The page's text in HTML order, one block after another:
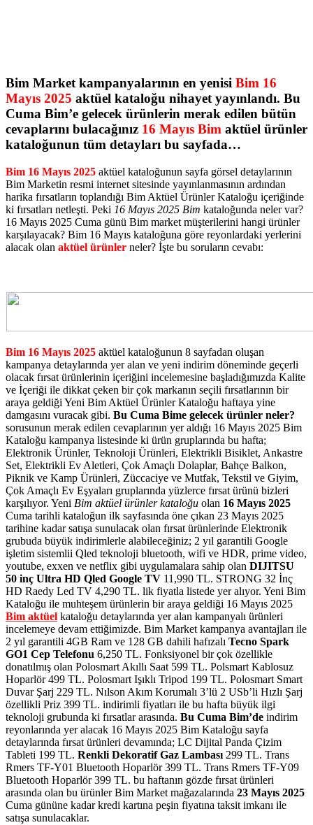
Bim Market kampanyalarının en yenisi Bim 16
Mayıs 2025 aktüel kataloğu nihayet yayınlandı. Bu
Cuma Bim’e gelecek ürünlerin merak edilen bütün
cevaplarını bulacağınız 16 Mayıs Bim aktüel ürünler
kataloğunun tüm detayları bu sayfada…
Bim 16 Mayıs 2025 aktüel kataloğunun sayfa görsel detaylarının
Bim Marketin resmi internet sitesinde yayınlanmasının ardından
harika fırsatların toplandığı Bim Aktüel Ürünler Kataloğu içeriğinde
ki fırsatları netleşti. Peki 16 Mayıs 2025 Bim kataloğunda neler var?
16 Mayıs 2025 Cuma günü Bim market müşterilerini hangi ürünler
karşılayacak? Bim 16 Mayıs kataloğuna göre reyonlardaki yerlerini
alacak olan aktüel ürünler neler? İşte bu soruların cevabı:
Bim 16 Mayıs 2025 aktüel kataloğunun 8 sayfadan oluşan
kampanya detaylarında yer alan ve yeni indirim döneminde geçerli
olacak fırsat ürünlerinin içeriğini incelemesine başladığımızda Kalite
ve İçeriği ile dikkat çeken bir çok markanın seçili fırsatlarının bir
araya geldiği Yeni Bim Aktüel Ürünler Kataloğu haftaya yine
damgasını vuracak gibi. Bu Cuma Bime gelecek ürünler neler?
sorusunun merak edilen cevaplarının yer aldığı 16 Mayıs 2025 Bim
Kataloğu kampanya listesinde ki ürün gruplarında bu hafta;
Elektronik Ürünler, Teknoloji Ürünleri, Elektrikli Bisiklet, Ankastre
Set, Elektrikli Ev Aletleri, Çok Amaçlı Dolaplar, Bahçe Balkon,
Piknik ve Kamp Ürünleri, Züccaciye ve Mutfak, Tekstil ve Giyim,
Çok Amaçlı Ev Eşyaları gruplarında yüzlerce fırsat ürünü bizleri
karşılıyor. Yeni Bim aktüel ürünler kataloğu olan 16 Mayıs 2025
Cuma tarihli kataloğun ilk sayfasında öne çıkan 23 Mayıs 2025
tarihine kadar satışa sunulacak olan fırsat ürünlerinde Elektronik
grubuda büyük indirimlerle alabileceğiniz; 2 yıl garantili Google
işletim sistemlii Qled teknoloji bluetooth, wifi ve HDR, prime video,
youtube, exxen ve netflix gibi uygulamalara sahip olan DIJITSU
50 inç Ultra HD Qled Google TV 11,990 TL. STRONG 32 İnç
HD Raedy Led TV 4,290 TL. lik fiyatla listede yer alıyor. Yeni Bim
Kataloğu ile muhteşem ürünlerin bir araya geldiği 16 Mayıs 2025
Bim aktüel kataloğu detaylarında yer alan kampanyalı ürünleri
incelemeye devam ettiğimizde. Bim Market kampanya avantajları ile
2 yıl garantili 4GB Ram ve 128 GB dahili hafızalı Tecno Spark
GO1 Cep Telefonu 6,250 TL. Fonksiyonel bir çok özellikle
donatılmış olan Polosmart Akıllı Saat 599 TL. Polsmart Kablosuz
Hoparlör 499 TL. Polosmart Işıklı Tripod 199 TL. Polosmart Smart
Duvar Şarj 229 TL. Nılson Akım Korumalı 3’lü 2 USb’li Hızlı Şarj
özellikli Priz 399 TL. indirimli fiyatları ile bu hafta büyük ilgi
teknoloji grubunda ki fırsatlar arasında. Bu Cuma Bim’de indirim
reyonlarında yer alacak 16 Mayıs 2025 Bim Kataloğu sayfa
detaylarında fırsat ürünleri devamında; LC Dijital Panda Çizim
Tableti 199 TL. Renkli Dekoratif Gaz Lambası 299 TL. Trans
Rmers TF-Y01 Bluetooth Hoparlör 399 TL. Trans Rmers TF-Y09
Bluetooth Hoparlör 399 TL. bu haftanın gözde fırsat ürünleri
arasında olan bu ürünlerBim Market mağazalarında 23 Mayıs 2025
Cuma gününe kadar kredi kartına peşin fiyatına taksit imkanı ile
satışa sunulacaklar.